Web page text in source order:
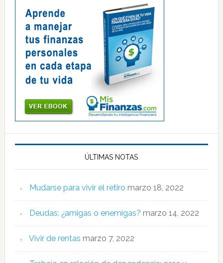
ÚLTIMAS NOTAS
Mudarse para vivir el retiro marzo 18, 2022
Deudas: ¿amigas o enemigas? marzo 14, 2022
Vivir de rentas marzo 7, 2022